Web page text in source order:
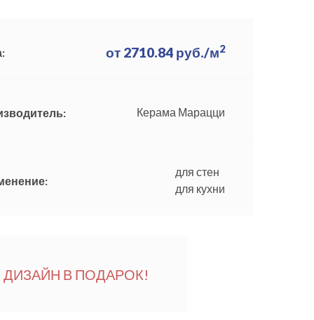
от 2710.84 руб./м2
Керама Марацци
для стен
для кухни
ДИЗАЙН В ПОДАРОК!